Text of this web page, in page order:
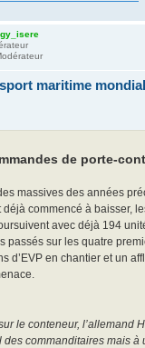
maritime mondial
de porte-
massives des années
commencé à baisser,
avec déjà 194
passés sur les quatre
d’EVP en chantier et un
le conteneur, l’allemand
commanditaires mais à